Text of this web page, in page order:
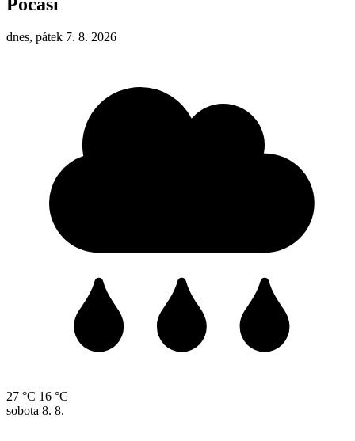
dnes, pátek 7. 8. 2026
27 °C 16 °C
sobota 8. 8.